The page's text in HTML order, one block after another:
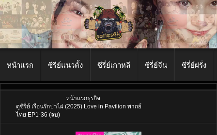
หน้าแรก ซีรีย์แนวตั้ง ซีรี่ย์เกาหลี ซีรี่ย์จีน ซีรี่ย์ฝรั่ง
หน้าแรกธุรกิจ
ดูซีรี่ย์ เรือนรักป่าไผ่ (2025) Love in Pavilion พากย์
ไทย EP1-36 (จบ)